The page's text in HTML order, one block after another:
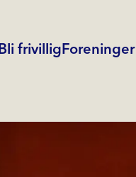
Bli frivillig Foreninger